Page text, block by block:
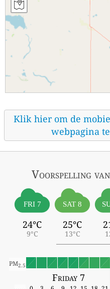
Klik hier om de
webpagina
Voorspelling
FRI 7
24°C
9°C
SAT 8
25°C
13°C
PM2.5
Friday 7